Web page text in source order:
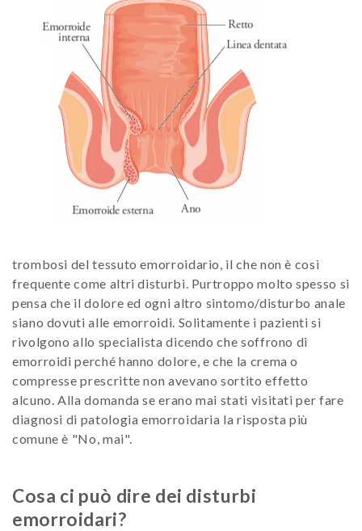
trombosi del tessuto emorroidario, il che non è così
frequente come altri disturbi. Purtroppo molto spesso si
pensa che il dolore ed ogni altro sintomo/disturbo anale
siano dovuti alle emorroidi. Solitamente i pazienti si
rivolgono allo specialista dicendo che soffrono di
emorroidi perché hanno dolore, e che la crema o
compresse prescritte non avevano sortito effetto
alcuno. Alla domanda se erano mai stati visitati per fare
diagnosi di patologia emorroidaria la risposta più
comune è "No, mai".
Cosa ci può dire dei disturbi
emorroidari?